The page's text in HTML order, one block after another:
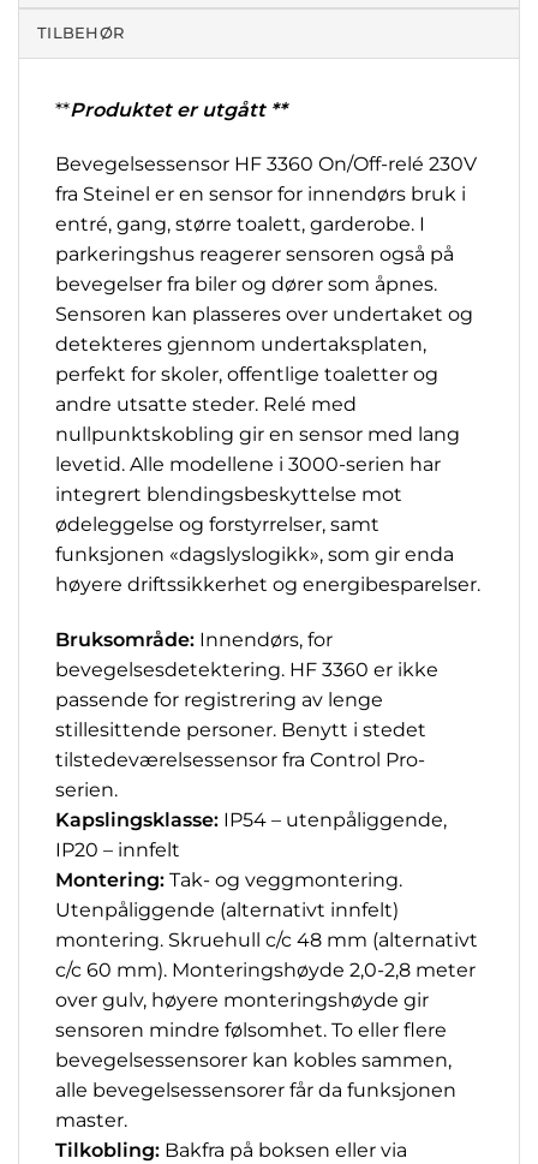
TILBEHØR
**Produktet er utgått **
Bevegelsessensor HF 3360 On/Off-relé 230V
fra Steinel er en sensor for innendørs bruk i
entré, gang, større toalett, garderobe. I
parkeringshus reagerer sensoren også på
bevegelser fra biler og dører som åpnes.
Sensoren kan plasseres over undertaket og
detekteres gjennom undertaksplaten,
perfekt for skoler, offentlige toaletter og
andre utsatte steder. Relé med
nullpunktskobling gir en sensor med lang
levetid. Alle modellene i 3000-serien har
integrert blendingsbeskyttelse mot
ødeleggelse og forstyrrelser, samt
funksjonen «dagslyslogikk», som gir enda
høyere driftssikkerhet og energibesparelser.
Bruksområde: Innendørs, for
bevegelsesdetektering. HF 3360 er ikke
passende for registrering av lenge
stillesittende personer. Benytt i stedet
tilstedeværelsessensor fra Control Pro-
serien.
Kapslingsklasse: IP54 – utenpåliggende,
IP20 – innfelt
Montering: Tak- og veggmontering.
Utenpåliggende (alternativt innfelt)
montering. Skruehull c/c 48 mm (alternativt
c/c 60 mm). Monteringshøyde 2,0-2,8 meter
over gulv, høyere monteringshøyde gir
sensoren mindre følsomhet. To eller flere
bevegelsessensorer kan kobles sammen,
alle bevegelsessensorer får da funksjonen
master.
Tilkobling: Bakfra på boksen eller via